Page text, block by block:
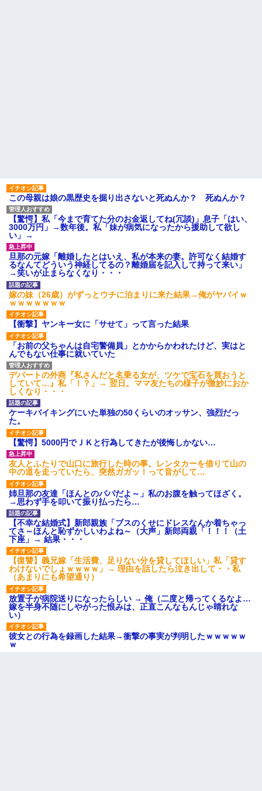
みようとしただけ☆』義兄「泥
は出てけ！二度と来るな！」結
果・・・
私「初めて飲む味だけどなん
のお茶？」彼「ちっ！」私「」
【GIF】JSのカンチョーワロ
タ
後続車にクラクションを鳴ら
され彼氏が逆切れ。「何クラク
ション鳴らしてんだ！降りてこ
いよ！」と怒鳴りだし...
【衝撃】報酬100万円超の治験
募集がこちらｗｗｗｗｗ(※画像
あり)
【ネット騒然】惨殺されたタ
ワマン頂き女子のこの動画、す
げえええええｗｗｗｗｗｗｗｗ
ｗｗｗ
【愕然】白のクラウン俺氏、
高速道路左車線を制限速度で走
った結果wwwwwwwwwwww
百年の恋12-899 食べた量を
張り合ってくる
【悲報】佐藤輝明・・・２軍
でも盛大にやらかす←あまり悲
しませないでくれ
この母親は娘の黒歴史を掘り出さないと死ぬんか？ 死ぬんか？
【驚愕】私「今まで育てた分のお金返してね(冗談)」息子「はい、
3000万円」→数年後。私「妹が病気になったから援助して欲し
い」→
旦那の元嫁「離婚したとはいえ、私が本来の妻。許可なく結婚す
るなんてどういう神経してるの？離婚届を記入して持って来い」
→笑いが止まらなくなり・・・
嫁の妹（26歳）がずっとウチに泊まりに来た結果→俺がヤバイｗ
ｗｗｗｗｗｗｗ
【衝撃】ヤンキー女に「サせて」って言った結果
「お前の父ちゃんは自宅警備員」とかからかわれたけど、実はと
んでもない仕事に就いていた
デパートの外商『私さんだと名乗る女が、ツケで宝石を買おうと
していて…』私「！？」→ 翌日。ママ友たちの様子が微妙におか
しくなり・・・
ケーキバイキングにいた単独の50くらいのオッサン、強烈だっ
た。
【驚愕】5000円でＪＫと行為してきたが後悔しかない…
友人とふたりで山口に旅行した時の事。レンタカーを借りて山の
中の道を走っていたら、突然ガガッ！って音がして…
姉旦那の友達「ほんとのパパだよ～」私のお腹を触ってほざく。
→思わず手を叩いて振り払ったら…
【不幸な結婚式】新郎親族「ブスのくせにドレスなんか着ちゃっ
てさ～ほんと恥ずかしいわよね～（大声」新郎両親「！！！（土
下座」→ 結果・・・
【復讐】義兄嫁「生活費、足りない分を貸してほしい」私「貸す
わけないでしょｗｗｗｗ」→ 理由を話したら泣き出して・・私
（あまりにも希望通り）
放置子が病院送りになったらしい → 俺（二度と帰ってくるなよ…
嫁を半身不随にしやがった恨みは、正直こんなもんじゃ晴れな
い）
彼女との行為を録画した結果→衝撃の事実が判明したｗｗｗｗｗ
ｗ